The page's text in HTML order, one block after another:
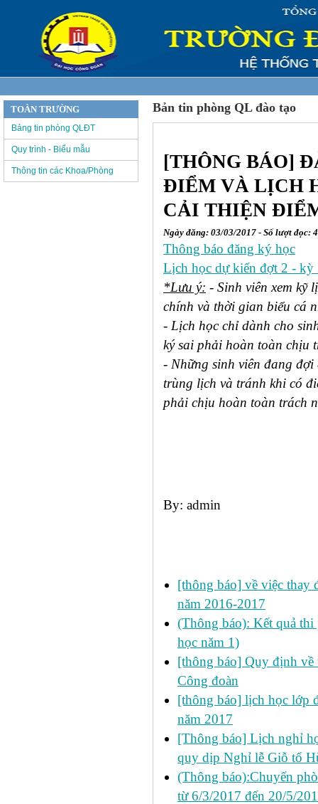
Bản tin phòng QL đào tạo
[THÔNG BÁO]
ĐIỂM VÀ LỊCH
CẢI THIỆN
Ngày đăng: 03/03/2017 - Số lượt đọc:
Thông báo đăng ký học
Lịch học dự kiến đợt 2 - kỳ
*Lưu ý: - Sinh viên xem kỹ
chính và thời gian biểu cá
- Lịch học chỉ dành cho
ký sai phải hoàn toàn chịu
- Những sinh viên đang
trùng lịch và tránh khi có
phải chịu hoàn toàn trách
By: admin
[thông báo] về việc thay
năm 2016-2017
(Thông báo): Kết quả
học năm 1)
[thông báo] Quy định về
Công đoàn
[thông báo] lịch học lớp
năm 2017
[Thông báo] Lịch nghỉ
quy dịp Nghỉ lễ Giỗ tổ
(Thông báo):Chuyển
từ 6/3/2017 đến 20/5/
TOÀN TRƯỜNG
Bảng tin phòng QLĐT
Quy trình - Biểu mẫu
Thông tin các Khoa/Phòng